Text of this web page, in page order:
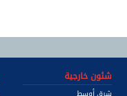
شئون خارجية